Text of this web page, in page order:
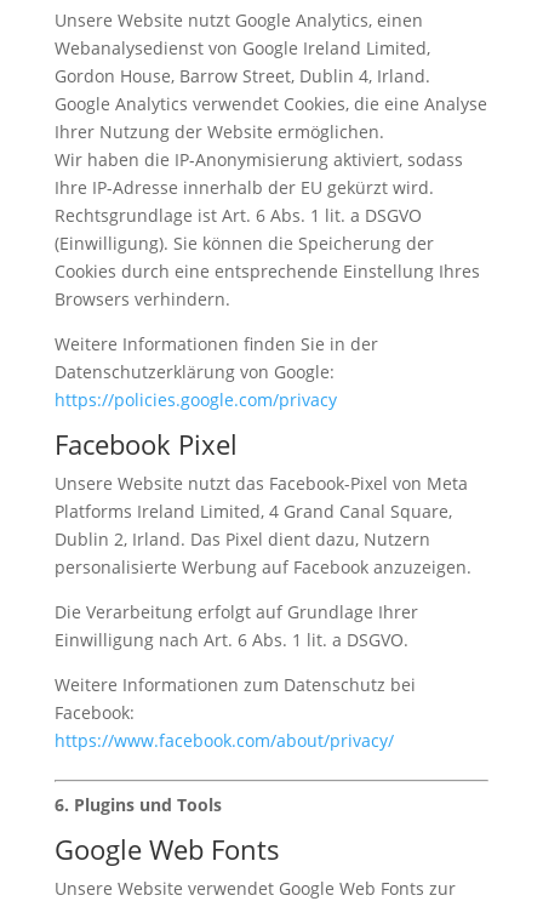
Unsere Website nutzt Google Analytics, einen
Webanalysedienst von Google Ireland Limited,
Gordon House, Barrow Street, Dublin 4, Irland.
Google Analytics verwendet Cookies, die eine Analyse
Ihrer Nutzung der Website ermöglichen.
Wir haben die IP-Anonymisierung aktiviert, sodass
Ihre IP-Adresse innerhalb der EU gekürzt wird.
Rechtsgrundlage ist Art. 6 Abs. 1 lit. a DSGVO
(Einwilligung). Sie können die Speicherung der
Cookies durch eine entsprechende Einstellung Ihres
Browsers verhindern.
Weitere Informationen finden Sie in der
Datenschutzerklärung von Google:
https://policies.google.com/privacy
Facebook Pixel
Unsere Website nutzt das Facebook-Pixel von Meta
Platforms Ireland Limited, 4 Grand Canal Square,
Dublin 2, Irland. Das Pixel dient dazu, Nutzern
personalisierte Werbung auf Facebook anzuzeigen.
Die Verarbeitung erfolgt auf Grundlage Ihrer
Einwilligung nach Art. 6 Abs. 1 lit. a DSGVO.
Weitere Informationen zum Datenschutz bei
Facebook:
https://www.facebook.com/about/privacy/
6. Plugins und Tools
Google Web Fonts
Unsere Website verwendet Google Web Fonts zur